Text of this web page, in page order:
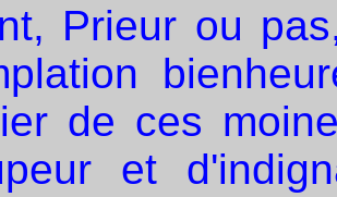
Prieur ou
de ces
et